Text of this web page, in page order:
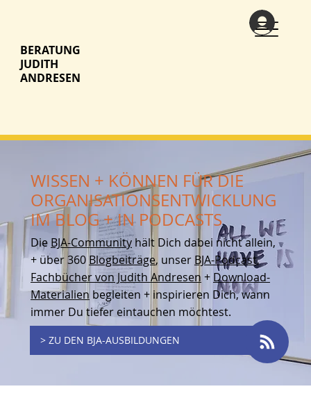
BERATUNG
JUDITH
ANDRESEN
WISSEN + KÖNNEN FÜR DIE
ORGANISATIONSENTWICKLUNG
IM BLOG + IN PODCASTS
Die BJA-Communityhält Dich dabei nicht allein,
+ über 360 Blogbeiträge, unser BJA-Podcast,
Fachbücher von Judith Andresen + Download-
Materialien begleiten + inspirieren Dich, wann
immer Du tiefer eintauchen möchtest.
> ZU DEN BJA-AUSBILDUNGEN